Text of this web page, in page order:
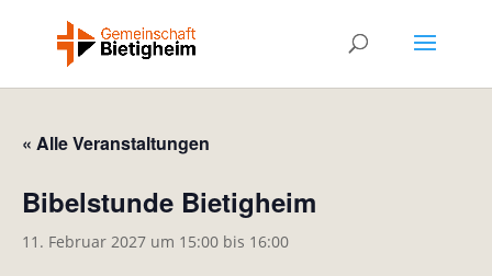
« Alle Veranstaltungen
Bibelstunde Bietigheim
11. Februar 2027 um 15:00 bis 16:00